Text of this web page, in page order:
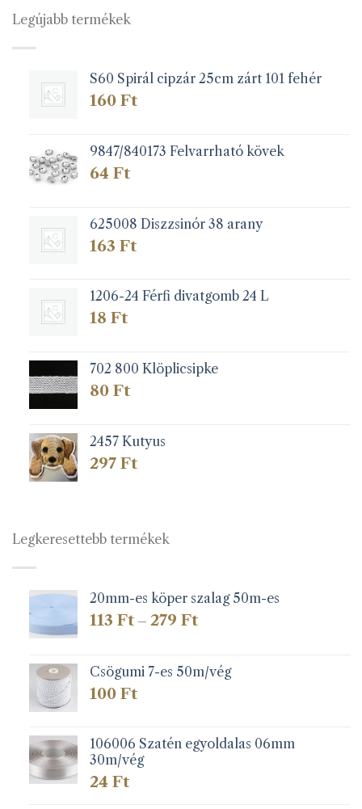
van.
A
termékoldalon
választhatók
termékoldalon
Legújabb termékek
S60 Spirál cipzár 25cm zárt 101 fehér
160 Ft
9847/840173 Felvarrható kövek
64 Ft
625008 Diszzsinór 38 arany
163 Ft
1206-24 Férfi divatgomb 24 L
18 Ft
702 800 Klöplicsipke
80 Ft
2457 Kutyus
297 Ft
Legkeresettebb termékek
20mm-es köper szalag 50m-es
113 Ft – 279 FtÁrtartomány:
279 Ft
Csögumi 7-es 50m/vég
100 Ft
106006 Szatén egyoldalas 06mm
30m/vég
24 Ft